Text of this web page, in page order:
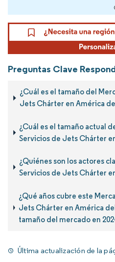
Preguntas Clave
¿Cuál es el tamaño del
Jets Chárter en América
¿Cuál es el tamaño actual
Servicios de Jets Chárter
¿Quiénes son los actores
Servicios de Jets Chárter
¿Qué años cubre este
Jets Chárter en América
tamaño del mercado en
Última actualización de la